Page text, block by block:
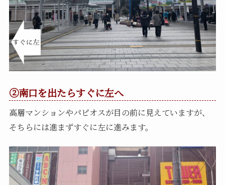
②南口を出たらすぐに左へ
高層マンションやパピオスが目の前に見えていますが、
そちらには進まずすぐに左に進みます。